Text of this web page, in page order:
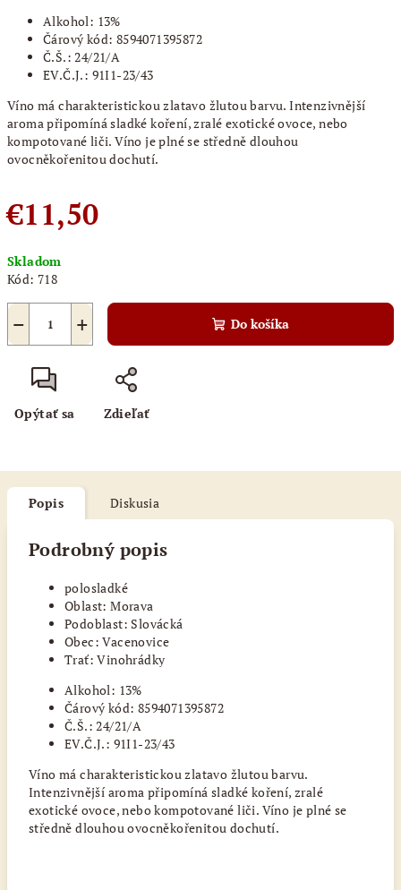
Alkohol: 13%
Čárový kód: 8594071395872
Č.Š.: 24/21/A
EV.Č.J.: 91I1-23/43
Víno má charakteristickou zlatavo žlutou barvu. Intenzivnější
aroma připomíná sladké koření, zralé exotické ovoce, nebo
kompotované liči. Víno je plné se středně dlouhou
ovocněkořenitou dochutí.
€11,50
cena:
Skladom
Kód: 718
+
− Do košíka
Opýtať sa Zdieľať
Popis Diskusia
Podrobný popis
polosladké
Oblast: Morava
Podoblast: Slovácká
Obec: Vacenovice
Trať: Vinohrádky
Alkohol: 13%
Čárový kód: 8594071395872
Č.Š.: 24/21/A
EV.Č.J.: 91I1-23/43
Víno má charakteristickou zlatavo žlutou barvu.
Intenzivnější aroma připomíná sladké koření, zralé
exotické ovoce, nebo kompotované liči. Víno je plné se
středně dlouhou ovocněkořenitou dochutí.